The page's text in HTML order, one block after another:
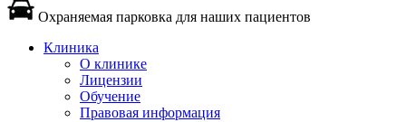
Охраняемая парковка для наших пациентов
Клиника
О клинике
Лицензии
Обучение
Правовая информация